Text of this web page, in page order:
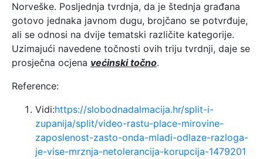
Norveške. Posljednja tvrdnja, da je štednja građana
gotovo jednaka javnom dugu, brojčano se potvrđuje,
ali se odnosi na dvije tematski različite kategorije.
Uzimajući navedene točnosti ovih triju tvrdnji, daje se
prosječna ocjena većinski točno.
Reference:
Vidi:https://slobodnadalmacija.hr/split-i-
zupanija/split/video-rastu-place-mirovine-
zaposlenost-zasto-onda-mladi-odlaze-razloga-
je-vise-mrznja-netolerancija-korupcija-1479201